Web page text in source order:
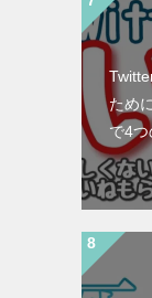
ため
で4